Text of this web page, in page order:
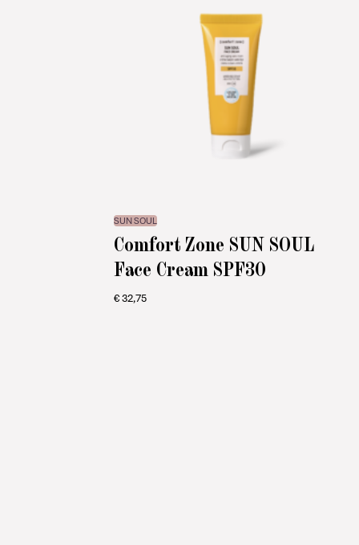
SUN SOUL
Comfort Zone SUN SOUL
Face Cream SPF30
€32,75